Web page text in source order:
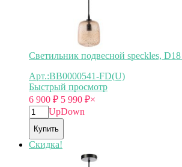
Светильник подвесной speckles,
Арт.:BB0000541-FD(U)
Быстрый просмотр
6 900 ₽ 5 990 ₽×
UpDown
Купить
Скидка!